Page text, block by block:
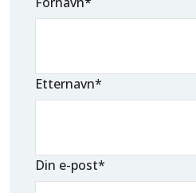
Etternavn*
Din e-post*